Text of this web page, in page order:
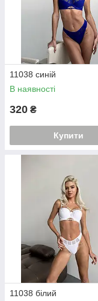
11038 синій
В наявності
320 ₴
Купити
11038 білий